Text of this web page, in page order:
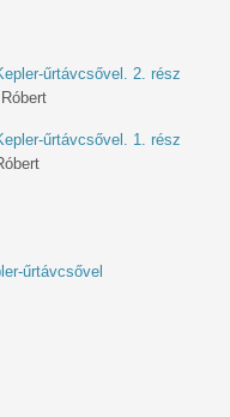
űrtávcsővel. 2. rész
űrtávcsővel. 1. rész
űrtávcsővel